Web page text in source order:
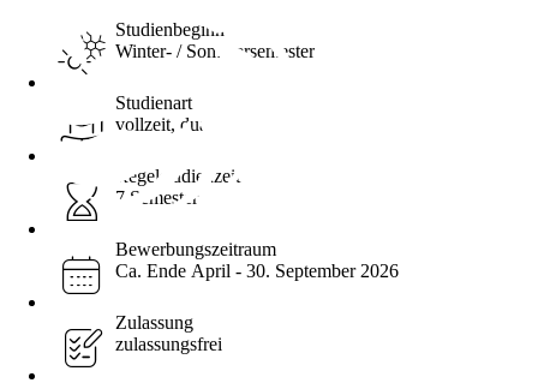
Studienbeginn
Winter- / Sommersemester
Studienart
vollzeit, dual
Regelstudienzeit
7 Semester
Bewerbungszeitraum
Ca. Ende April - 30. September 2026
Zulassung
zulassungsfrei